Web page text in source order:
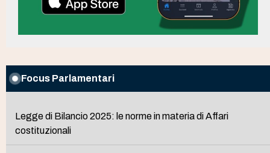
Focus Parlamentari
Legge di Bilancio 2025: le norme in materia di Affari
costituzionali